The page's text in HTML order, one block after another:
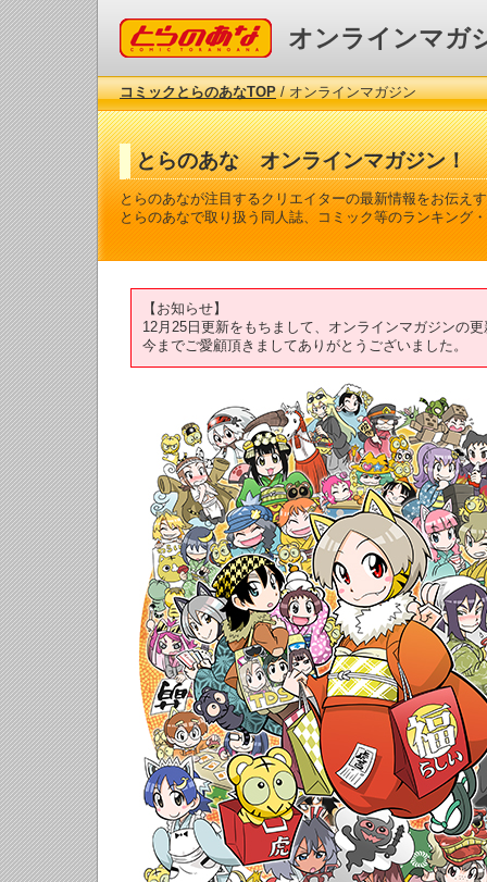
コミックとらのあな オンラインマガ
コミックとらのあなTOP/ オンラインマガジン
とらのあな オンラインマガジン！
とらのあなが注目するクリエイターの最新情報をお伝え
とらのあなで取り扱う同人誌、コミック等のランキング
【お知らせ】
12月25日更新をもちまして、オンラインマガジンの
今までご愛顧頂きましてありがとうございました。